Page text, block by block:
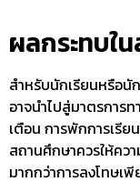
ผลกระทบใ
สำหรับนักเรียนหรือนั
อาจนำไปสู่มาตรการ
เตือน การพักการเรี
สถานศึกษาควรให้คว
มากกว่าการลงโทษเ